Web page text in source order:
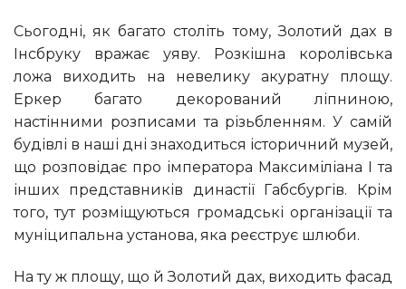
Сьогодні, як багато століть тому, Золотий дах в
Інсбруку вражає уяву. Розкішна королівська
ложа виходить на невелику акуратну площу.
Еркер багато декорований ліпниною,
настінними розписами та різьбленням. У самій
будівлі в наші дні знаходиться історичний музей,
що розповідає про імператора Максиміліана I та
інших представників династії Габсбургів. Крім
того, тут розміщуються громадські організації та
муніципальна установа, яка реєструє шлюби.
На ту ж площу, що й Золотий дах, виходить фасад